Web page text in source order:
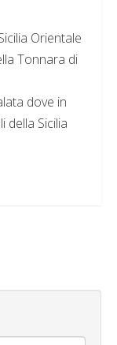
Orientale
Tonnara di
dove in
della Sicilia